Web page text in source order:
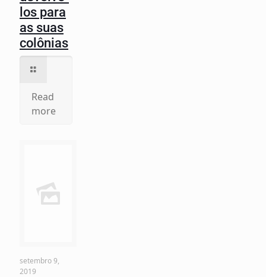
los para
as suas
colônias
Read
more
setembro 9,
2019